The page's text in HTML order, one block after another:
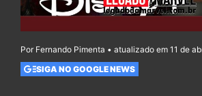
Por Fernando Pimenta • atualizado em 11 de
SIGA NO GOOGLE NEWS